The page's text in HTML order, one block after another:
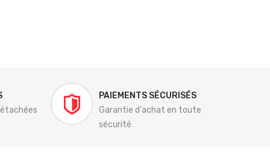
PAIEMENTS SÉCURISÉS
Garantie d'achat en toute
sécurité